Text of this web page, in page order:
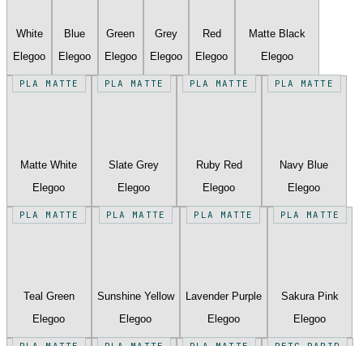
White
Elegoo
Blue
Elegoo
Green
Elegoo
Grey
Elegoo
Red
Elegoo
Matte Black
Elegoo
PLA MATTE
Matte White
Elegoo
PLA MATTE
Slate Grey
Elegoo
PLA MATTE
Ruby Red
Elegoo
PLA MATTE
Navy Blue
Elegoo
PLA MATTE
Teal Green
Elegoo
PLA MATTE
Sunshine Yellow
Elegoo
PLA MATTE
Lavender Purple
Elegoo
PLA MATTE
Sakura Pink
Elegoo